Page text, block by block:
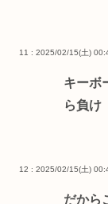
11 : 2025/02/15(土)
キーボ
ら負け
12 : 2025/02/15(土)
だから